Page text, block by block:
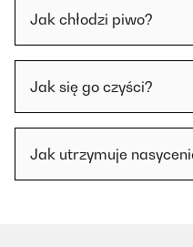
Jak chłodzi piwo?
Jak się go czyści?
Jak utrzymuje